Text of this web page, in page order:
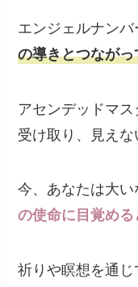
エンジェルナン
の導きとつながっ
アセンデッドマ
受け取り、見えな
今、あなたは大
の使命に目覚める
祈りや瞑想を通